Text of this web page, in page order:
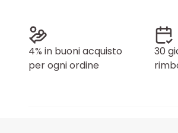
4% in buoni acquisto
per ogni ordine
30